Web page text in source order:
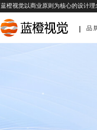
蓝橙视觉以商业原则为核心的设计
品